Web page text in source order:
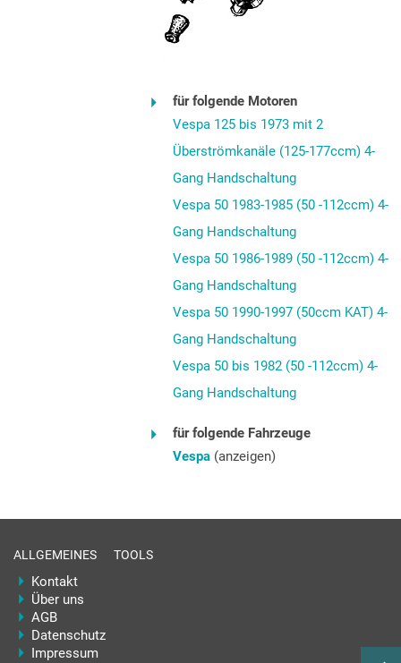
für folgende Motoren
Vespa 125 bis 1973 mit 2
Überströmkanäle (125-177ccm) 4-
Gang Handschaltung
Vespa 50 1983-1985 (50 -112ccm) 4-
Gang Handschaltung
Vespa 50 1986-1989 (50 -112ccm) 4-
Gang Handschaltung
Vespa 50 1990-1997 (50ccm KAT) 4-
Gang Handschaltung
Vespa 50 bis 1982 (50 -112ccm) 4-
Gang Handschaltung
für folgende Fahrzeuge
Vespa(anzeigen)
ALLGEMEINES
Kontakt
Über uns
AGB
Datenschutz
Impressum
TOOLS